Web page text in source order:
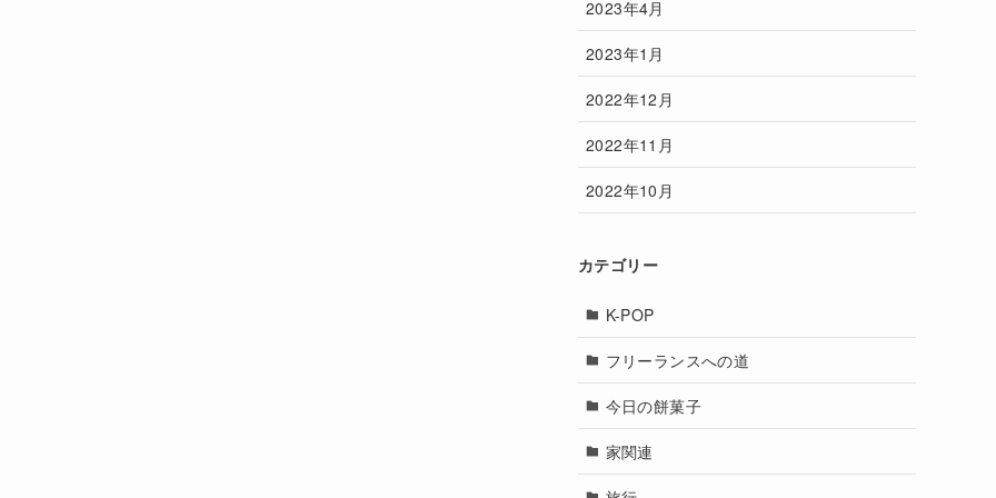
2023年4月
2023年1月
2022年12月
2022年11月
2022年10月
カテゴリー
K-POP
フリーランスへの道
今日の餅菓子
家関連